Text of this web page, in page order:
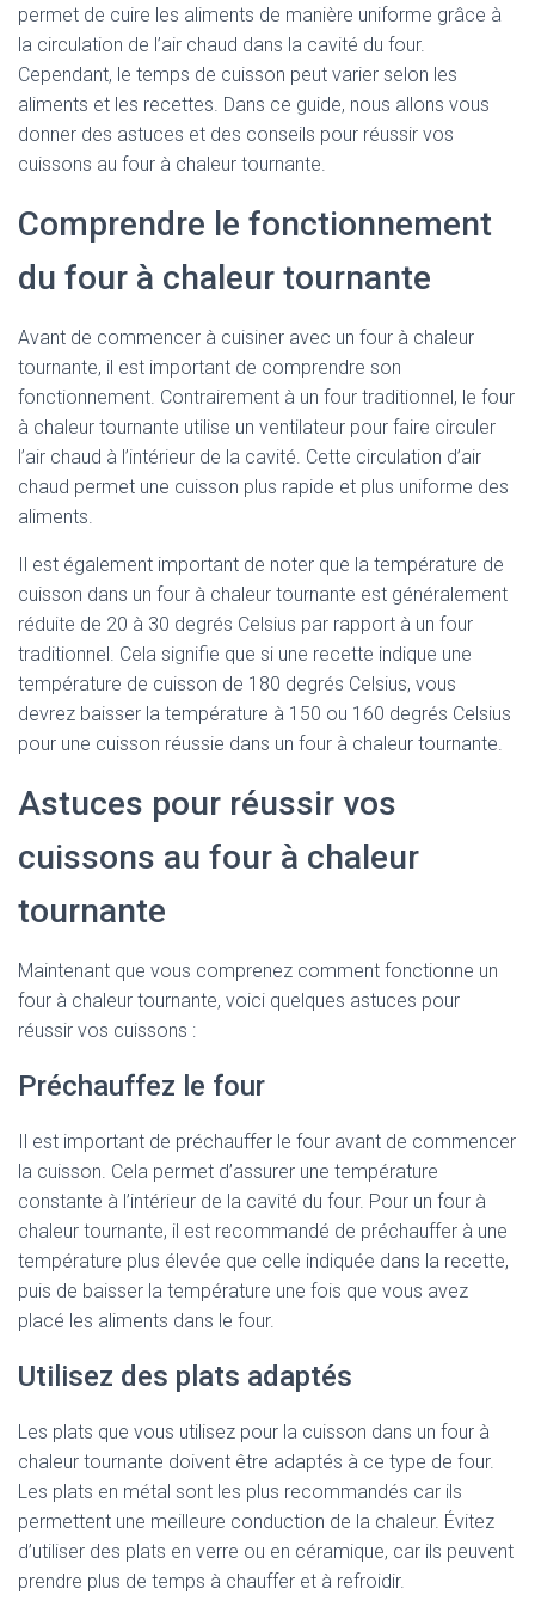
permet de cuire les aliments de manière uniforme grâce à
la circulation de l’air chaud dans la cavité du four.
Cependant, le temps de cuisson peut varier selon les
aliments et les recettes. Dans ce guide, nous allons vous
donner des astuces et des conseils pour réussir vos
cuissons au four à chaleur tournante.
Comprendre le fonctionnement
du four à chaleur tournante
Avant de commencer à cuisiner avec un four à chaleur
tournante, il est important de comprendre son
fonctionnement. Contrairement à un four traditionnel, le four
à chaleur tournante utilise un ventilateur pour faire circuler
l’air chaud à l’intérieur de la cavité. Cette circulation d’air
chaud permet une cuisson plus rapide et plus uniforme des
aliments.
Il est également important de noter que la température de
cuisson dans un four à chaleur tournante est généralement
réduite de 20 à 30 degrés Celsius par rapport à un four
traditionnel. Cela signifie que si une recette indique une
température de cuisson de 180 degrés Celsius, vous
devrez baisser la température à 150 ou 160 degrés Celsius
pour une cuisson réussie dans un four à chaleur tournante.
Astuces pour réussir vos
cuissons au four à chaleur
tournante
Maintenant que vous comprenez comment fonctionne un
four à chaleur tournante, voici quelques astuces pour
réussir vos cuissons :
Préchauffez le four
Il est important de préchauffer le four avant de commencer
la cuisson. Cela permet d’assurer une température
constante à l’intérieur de la cavité du four. Pour un four à
chaleur tournante, il est recommandé de préchauffer à une
température plus élevée que celle indiquée dans la recette,
puis de baisser la température une fois que vous avez
placé les aliments dans le four.
Utilisez des plats adaptés
Les plats que vous utilisez pour la cuisson dans un four à
chaleur tournante doivent être adaptés à ce type de four.
Les plats en métal sont les plus recommandés car ils
permettent une meilleure conduction de la chaleur. Évitez
d’utiliser des plats en verre ou en céramique, car ils peuvent
prendre plus de temps à chauffer et à refroidir.